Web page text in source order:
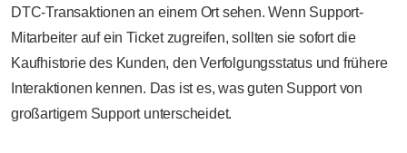
DTC-Transaktionen an einem Ort sehen. Wenn Support-
Mitarbeiter auf ein Ticket zugreifen, sollten sie sofort die
Kaufhistorie des Kunden, den Verfolgungsstatus und frühere
Interaktionen kennen. Das ist es, was guten Support von
großartigem Support unterscheidet.